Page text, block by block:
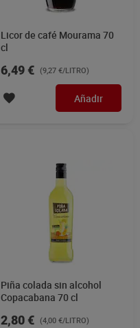
Licor de café Mourama 70
cl
6,49 € (9,27 €/LITRO)
Añadir
Piña colada sin alcohol
Copacabana 70 cl
2,80 € (4,00 €/LITRO)